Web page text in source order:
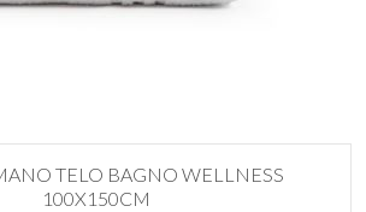
TELO BAGNO WELLNESS
100X150CM